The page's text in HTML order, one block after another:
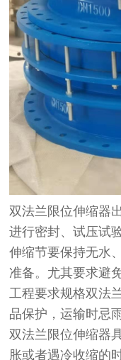
双法兰限位伸缩器
进行密封、试压试
伸缩节要保持无水
准备。尤其要求避
工程要求规格双法
品保护，运输时忌
双法兰限位伸缩器
胀或者遇冷收缩的